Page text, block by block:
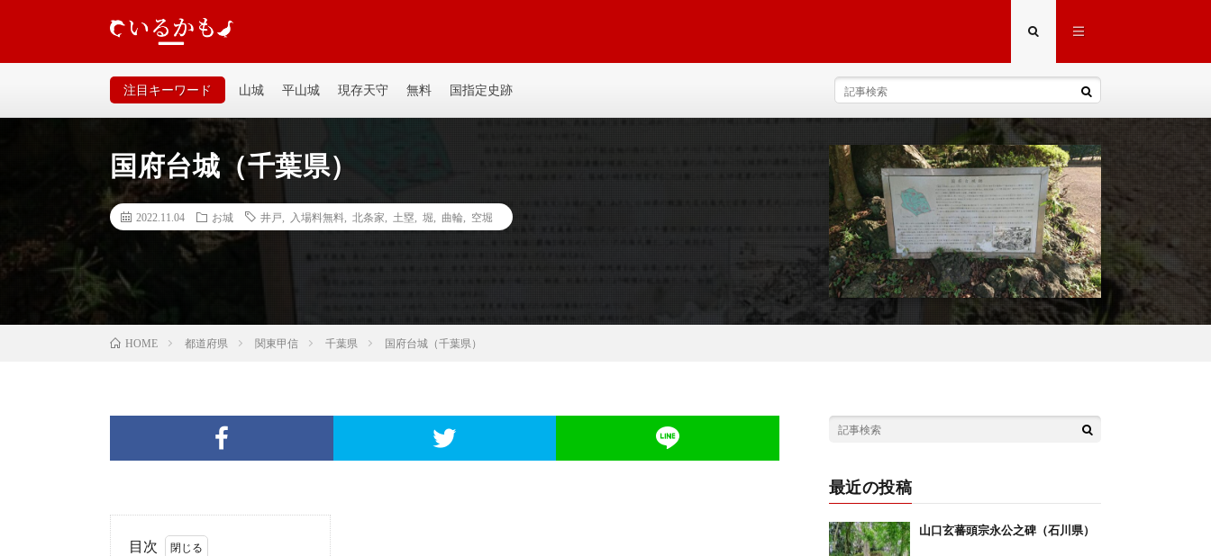
るいサイトなので気軽に見てください。
注目キーワード 山城 平山城 現存天守 無料 国指定史跡
国府台城（千葉県）
2022.11.04 お城 井戸 入場料無料 北条家 土塁 堀 曲輪 空堀
HOME 都道府県 関東甲信 千葉県 国府台城（千葉県）
目次
最近の投稿
山口玄蕃頭宗永公之碑（石川県）